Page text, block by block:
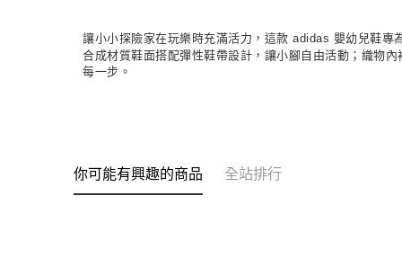
讓小小探險家在玩樂時充滿活力，這款 adidas 嬰幼兒鞋
合成材質鞋面搭配彈性鞋帶設計，讓小腳自由活動；織物
每一步。
你可能有興趣的商品 全站排行